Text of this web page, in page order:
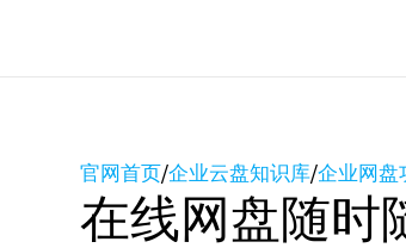
官网首页/企业云盘知识库/企业网盘
在线网盘随时